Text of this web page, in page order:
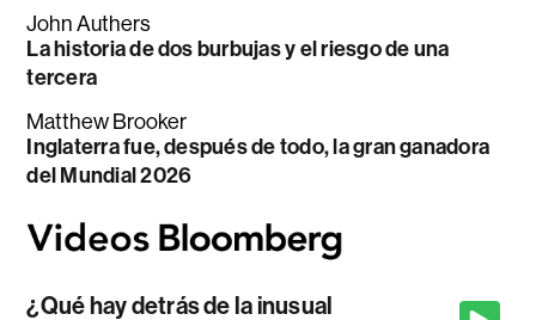
John Authers
La historia de dos burbujas y el riesgo de una
tercera
Matthew Brooker
Inglaterra fue, después de todo, la gran ganadora
del Mundial 2026
¿Qué hay detrás de la inusual